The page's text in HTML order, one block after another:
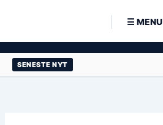
☰ MENU
SENESTE NYT